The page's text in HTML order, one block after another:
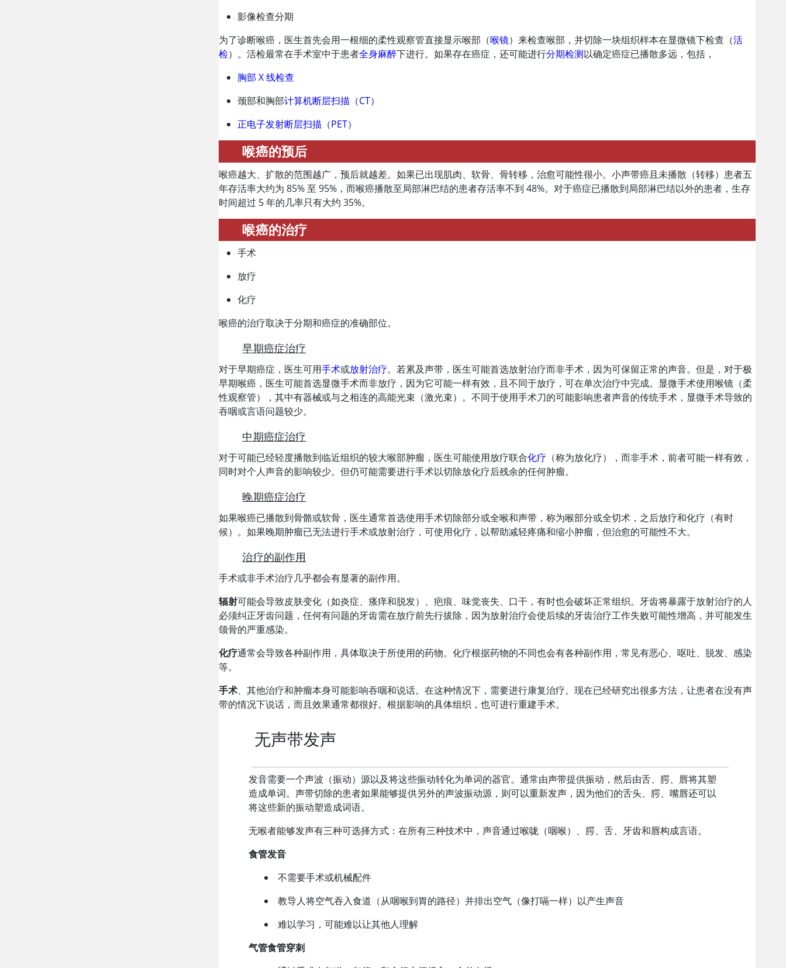
影像检查分期
为了诊断喉癌，医生首先会用一根细的柔性观察管直接显示喉部（喉镜）来检查喉部，并切除一块组织样本在显微镜下检查（活
检）。活检最常在手术室中于患者全身麻醉下进行。如果存在癌症，还可能进行分期检测以确定癌症已播散多远，包括，
胸部 X 线检查
颈部和胸部计算机断层扫描（CT）
正电子发射断层扫描（PET）
喉癌的预后
喉癌越大、扩散的范围越广，预后就越差。如果已出现肌肉、软骨、骨转移，治愈可能性很小。小声带癌且未播散（转移）患者五
年存活率大约为 85% 至 95%，而喉癌播散至局部淋巴结的患者存活率不到 48%。对于癌症已播散到局部淋巴结以外的患者，生存
时间超过 5 年的几率只有大约 35%。
喉癌的治疗
手术
放疗
化疗
喉癌的治疗取决于分期和癌症的准确部位。
早期癌症治疗
对于早期癌症，医生可用手术或放射治疗。若累及声带，医生可能首选放射治疗而非手术，因为可保留正常的声音。但是，对于极
早期喉癌，医生可能首选显微手术而非放疗，因为它可能一样有效，且不同于放疗，可在单次治疗中完成。显微手术使用喉镜（柔
性观察管），其中有器械或与之相连的高能光束（激光束）。不同于使用手术刀的可能影响患者声音的传统手术，显微手术导致的
吞咽或言语问题较少。
中期癌症治疗
对于可能已经轻度播散到临近组织的较大喉部肿瘤，医生可能使用放疗联合化疗 （称为放化疗），而非手术，前者可能一样有效，
同时对个人声音的影响较少。但仍可能需要进行手术以切除放化疗后残余的任何肿瘤。
晚期癌症治疗
如果喉癌已播散到骨骼或软骨，医生通常首选使用手术切除部分或全喉和声带，称为喉部分或全切术，之后放疗和化疗（有时
候）。如果晚期肿瘤已无法进行手术或放射治疗，可使用化疗，以帮助减轻疼痛和缩小肿瘤，但治愈的可能性不大。
治疗的副作用
手术或非手术治疗几乎都会有显著的副作用。
辐射可能会导致皮肤变化（如炎症、瘙痒和脱发）、疤痕、味觉丧失、口干，有时也会破坏正常组织。牙齿将暴露于放射治疗的人
必须纠正牙齿问题，任何有问题的牙齿需在放疗前先行拔除，因为放射治疗会使后续的牙齿治疗工作失败可能性增高，并可能发生
颌骨的严重感染。
化疗通常会导致各种副作用，具体取决于所使用的药物。化疗根据药物的不同也会有各种副作用，常见有恶心、呕吐、脱发、感染
等。
手术、其他治疗和肿瘤本身可能影响吞咽和说话。在这种情况下，需要进行康复治疗。现在已经研究出很多方法，让患者在没有声
带的情况下说话，而且效果通常都很好。根据影响的具体组织，也可进行重建手术。
无声带发声
发音需要一个声波（振动）源以及将这些振动转化为单词的器官。通常由声带提供振动，然后由舌、腭、唇将其塑
造成单词。声带切除的患者如果能够提供另外的声波振动源，则可以重新发声，因为他们的舌头、腭、嘴唇还可以
将这些新的振动塑造成词语。
无喉者能够发声有三种可选择方式：在所有三种技术中，声音通过喉咙（咽喉）、腭、舌、牙齿和唇构成言语。
食管发音
不需要手术或机械配件
教导人将空气吞入食道（从咽喉到胃的路径）并排出空气（像打嗝一样）以产生声音
难以学习，可能难以让其他人理解
气管食管穿刺